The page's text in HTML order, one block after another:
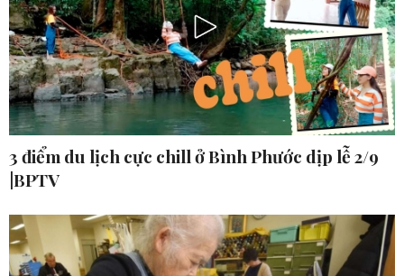
3 điểm du lịch cực chill ở Bình Phước dịp lễ 2/9
|BPTV